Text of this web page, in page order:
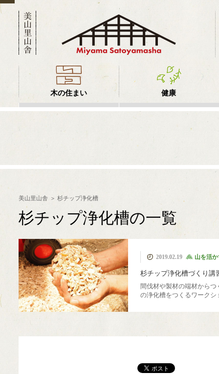
木の住まい 健康
伝統建築 モバイルハウス
MIYAMA森の湯治
場
カフェ美山里山舎 ピコ水力発電
極小規模木質資源
フル活用
簡易製材機 ウッド
マイザー
ウッドチッパー
薪ストーブ 薪ボイラー
美山里山舎 杉チップ浄化槽
杉チップ浄化槽の一覧
2019.02.19 山を活
杉チップ浄化槽づくり講
間伐材や製材の端材から
の浄化槽をつくるワーク